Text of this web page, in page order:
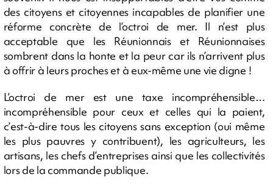
des citoyens et citoyennes incapables de planifier une
réforme concrète de l’octroi de mer. Il n’est plus
acceptable que les Réunionnais et Réunionnaises
sombrent dans la honte et la peur car ils n’arrivent plus
à offrir à leurs proches et à eux-même une vie digne !
L’octroi de mer est une taxe incompréhensible…
incompréhensible pour ceux et celles qui la paient,
c’est-à-dire tous les citoyens sans exception (oui même
les plus pauvres y contribuent), les agriculteurs, les
artisans, les chefs d’entreprises ainsi que les collectivités
lors de la commande publique.